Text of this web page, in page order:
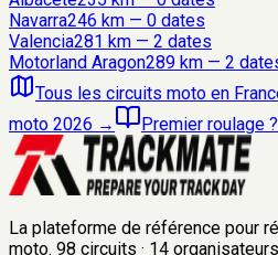
Navarra246 km — 0 dates
Valencia281 km — 2 dates
Motorland Aragon289 km — 2 date
Tous les circuits moto en
moto 2026 → Premier roulage
La plateforme de référence pour
moto. 98 circuits · 14 organisateurs